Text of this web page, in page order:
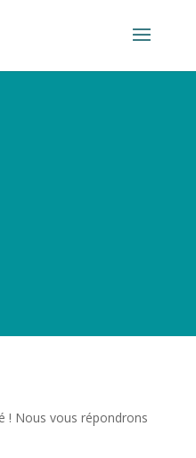
! Nous vous répondrons